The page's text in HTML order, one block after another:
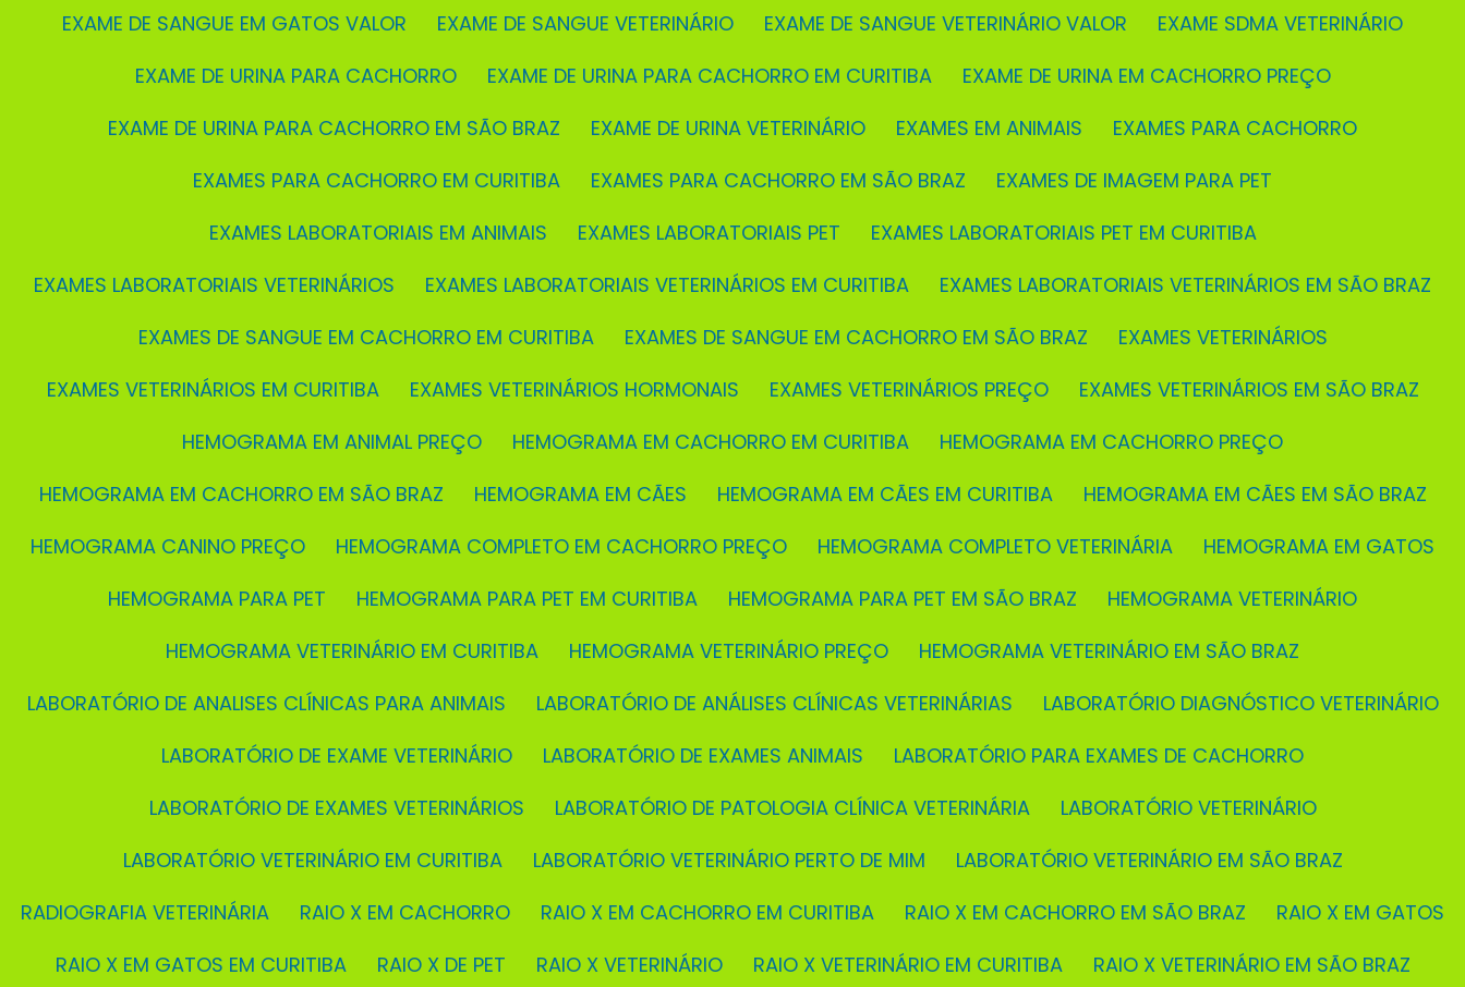
EXAME DE SANGUE EM GATOS VALOR
EXAME DE SANGUE VETERINÁRIO EXAME DE SANGUE VETERINÁRIO VALOR
EXAME SDMA VETERINÁRIO
EXAME DE URINA PARA CACHORRO
EXAME DE URINA PARA CACHORRO EM CURITIBA
EXAME DE URINA EM CACHORRO PREÇO
EXAME DE URINA PARA CACHORRO EM SÃO BRAZ
EXAME DE URINA VETERINÁRIO EXAMES EM ANIMAIS
EXAMES PARA CACHORRO
EXAMES PARA CACHORRO EM CURITIBA
EXAMES PARA CACHORRO EM SÃO BRAZ
EXAMES DE IMAGEM PARA PET
EXAMES LABORATORIAIS EM ANIMAIS
EXAMES LABORATORIAIS PET
EXAMES LABORATORIAIS PET EM CURITIBA
EXAMES LABORATORIAIS VETERINÁRIOS
EXAMES LABORATORIAIS VETERINÁRIOS EM CURITIBA
EXAMES LABORATORIAIS VETERINÁRIOS EM SÃO BRAZ
EXAMES DE SANGUE EM CACHORRO EM CURITIBA
EXAMES DE SANGUE EM CACHORRO EM SÃO BRAZ
EXAMES VETERINÁRIOS
EXAMES VETERINÁRIOS EM CURITIBA
EXAMES VETERINÁRIOS HORMONAIS EXAMES VETERINÁRIOS PREÇO
EXAMES VETERINÁRIOS EM SÃO BRAZ
HEMOGRAMA EM ANIMAL PREÇO
HEMOGRAMA EM CACHORRO EM CURITIBA
HEMOGRAMA EM CACHORRO PREÇO
HEMOGRAMA EM CACHORRO EM SÃO BRAZ
HEMOGRAMA EM CÃES HEMOGRAMA EM CÃES EM CURITIBA
HEMOGRAMA EM CÃES EM SÃO BRAZ
HEMOGRAMA CANINO PREÇO
HEMOGRAMA COMPLETO EM CACHORRO PREÇO HEMOGRAMA COMPLETO VETERINÁRIA
HEMOGRAMA EM GATOS
HEMOGRAMA PARA PET
HEMOGRAMA PARA PET EM CURITIBA HEMOGRAMA PARA PET EM SÃO BRAZ
HEMOGRAMA VETERINÁRIO
HEMOGRAMA VETERINÁRIO EM CURITIBA
HEMOGRAMA VETERINÁRIO PREÇO
HEMOGRAMA VETERINÁRIO EM SÃO BRAZ
LABORATÓRIO DE ANALISES CLÍNICAS PARA ANIMAIS
LABORATÓRIO DE ANÁLISES CLÍNICAS VETERINÁRIAS
LABORATÓRIO DIAGNÓSTICO VETERINÁRIO
LABORATÓRIO DE EXAME VETERINÁRIO
LABORATÓRIO DE EXAMES ANIMAIS
LABORATÓRIO PARA EXAMES DE CACHORRO
LABORATÓRIO DE EXAMES VETERINÁRIOS
LABORATÓRIO DE PATOLOGIA CLÍNICA VETERINÁRIA
LABORATÓRIO VETERINÁRIO
LABORATÓRIO VETERINÁRIO EM CURITIBA
LABORATÓRIO VETERINÁRIO PERTO DE MIM
LABORATÓRIO VETERINÁRIO EM SÃO BRAZ
RADIOGRAFIA VETERINÁRIA
RAIO X EM CACHORRO RAIO X EM CACHORRO EM CURITIBA RAIO X EM CACHORRO EM SÃO BRAZ
RAIO X EM GATOS
RAIO X EM GATOS EM CURITIBA
RAIO X DE PET RAIO X VETERINÁRIO RAIO X VETERINÁRIO EM CURITIBA
RAIO X VETERINÁRIO EM SÃO BRAZ